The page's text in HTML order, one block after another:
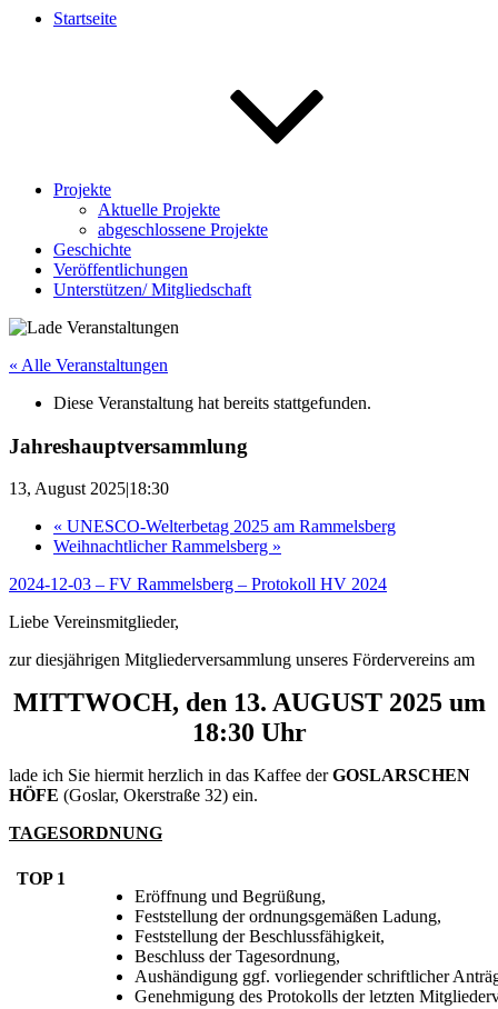
Startseite
Projekte
Aktuelle Projekte
abgeschlossene Projekte
Geschichte
Veröffentlichungen
Unterstützen/ Mitgliedschaft
« Alle Veranstaltungen
Diese Veranstaltung hat bereits stattgefunden.
Jahreshauptversammlung
13, August 2025|18:30
« UNESCO-Welterbetag 2025 am Rammelsberg
Weihnachtlicher Rammelsberg »
2024-12-03 – FV Rammelsberg – Protokoll HV 2024
Liebe Vereinsmitglieder,
zur diesjährigen Mitgliederversammlung unseres Fördervereins am
MITTWOCH, den 13. AUGUST 2025 um
18:30 Uhr
lade ich Sie hiermit herzlich in das Kaffee derGOSLARSCHEN
HÖFE (Goslar, Okerstraße 32) ein.
TAGESORDNUNG
TOP 1
Eröffnung und Begrüßung,
Feststellung der ordnungsgemäßen Ladung,
Feststellung der Beschlussfähigkeit,
Beschluss der Tagesordnung,
Aushändigung ggf. vorliegender schriftlicher
Genehmigung des Protokolls der letzten